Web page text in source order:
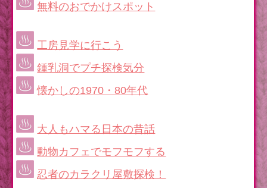
無料のおでかけスポット
工房見学に行こう
鍾乳洞でプチ探検気分
懐かしの1970・80年代
大人もハマる日本の昔話
動物カフェでモフモフする
忍者のカラクリ屋敷探検！